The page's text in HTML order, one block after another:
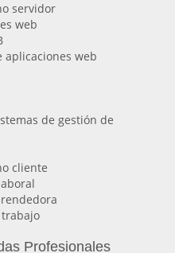
servidor
web
aplicaciones web
de gestión de
cliente
Profesionales